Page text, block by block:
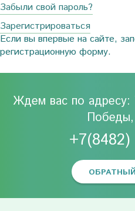
Забыли свой пароль?
Зарегистрироваться
Если вы впервые на сайте,
регистрационную форму.
Ждем вас по адресу:
+7(8482)